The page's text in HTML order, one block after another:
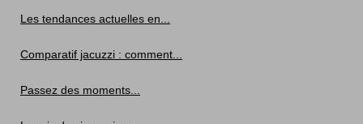
Les tendances actuelles en...
Comparatif jacuzzi : comment...
Passez des moments...